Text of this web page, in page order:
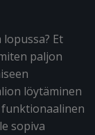
Et
paljon
löytäminen
sopiva